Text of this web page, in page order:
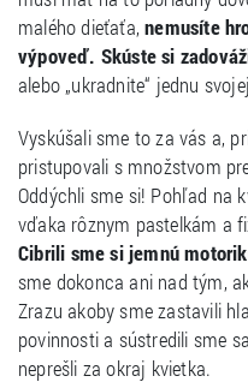
malého dieťaťa,nemusíte
výpoveď. Skúste si
alebo „ukradnite“ jednu
Vyskúšali sme to za vás a,
pristupovali s množstvom
Oddýchli sme si! Pohľad na
vďaka rôznym pastelkám a
Cibrili sme si jemnú
sme dokonca ani nad tým,
Zrazu akoby sme zastavili
povinnosti a sústredili sme
neprešli za okraj kvietka.